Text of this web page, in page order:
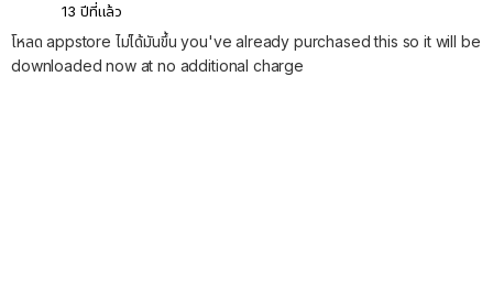
13 ปีที่แล้ว
โหลด appstore ไม่ได้มันขึ้น you've already purchased this so it will be
downloaded now at no additional charge